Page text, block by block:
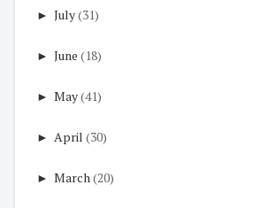
► July(31)
► June (18)
► May(41)
► April (30)
► March (20)